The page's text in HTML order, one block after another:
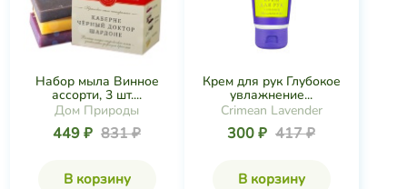
Набор мыла Винное
ассорти, 3 шт....
Дом Природы
449 ₽ 831 ₽
В корзину
Крем для рук Глубокое
увлажнение...
Crimean Lavender
300 ₽ 417 ₽
В корзину